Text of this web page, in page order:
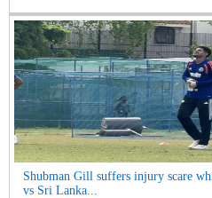
Shubman Gill suffers injury scare
vs Sri Lanka...